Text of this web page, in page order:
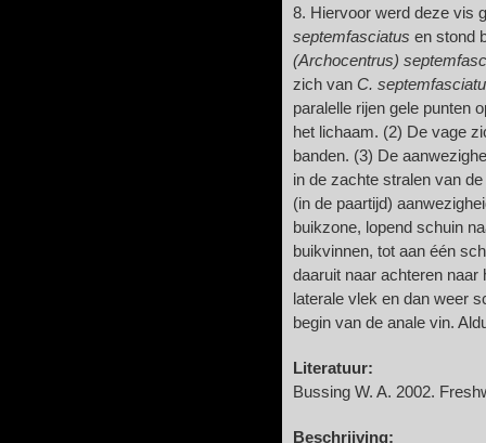
8. Hiervoor werd deze vis
septemfasciatus en stond
(Archocentrus)
zich van C.
paralelle rijen gele punten
het lichaam. (2) De vage
banden. (3) De
in de zachte stralen van
(in de paartijd)
buikzone, lopend schuin
buikvinnen, tot aan één
daaruit naar achteren naar
laterale vlek en dan weer
begin van de anale vin.
Literatuur:
Bussing W. A. 2002.
Beschrijving: